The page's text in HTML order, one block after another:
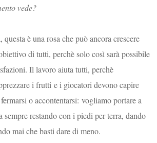
vede?
è una rosa che può ancora crescere
di tutti, perchè solo così sarà possibile
Il lavoro aiuta tutti, perchè
i frutti e i giocatori devono capire
o accontentarsi: vogliamo portare a
sempre restando con i piedi per terra, dando
mai che basti dare di meno.